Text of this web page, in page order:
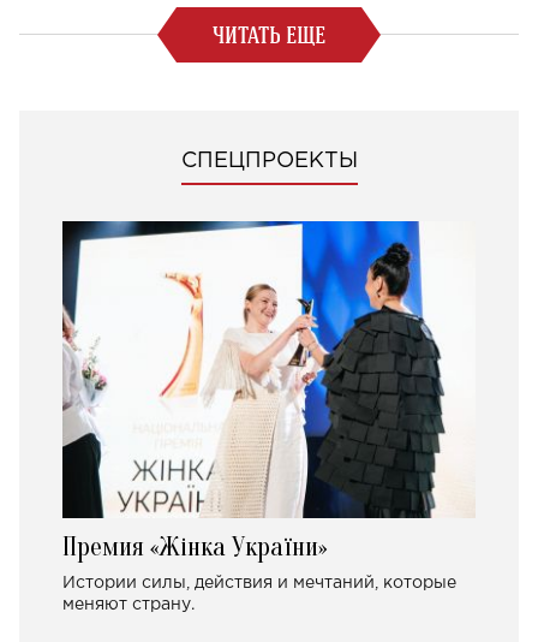
ЧИТАТЬ ЕЩЕ
СПЕЦПРОЕКТЫ
Премия «Жінка України»
Истории силы, действия и мечтаний, которые
меняют страну.